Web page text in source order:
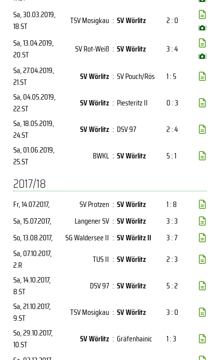
Sa, 30.03.2019,
18.ST
TSV Mosigkau : SV Wörlitz 2 : 0
( )
Sa, 13.04.2019,
20.ST
SV Rot-Weiß : SV Wörlitz 3 : 4
( )
Sa, 27.04.2019,
21.ST
SV Wörlitz : SV Pouch/Rös
1 : 5
Sa, 04.05.2019,
22.ST
SV Wörlitz : Piesteritz II
0 : 3
Sa, 18.05.2019,
24.ST
SV Wörlitz : DSV 97
2 : 4
Sa, 01.06.2019,
25.ST
BWKL : SV Wörlitz 5 : 1
2017/18
Fr, 14.07.2017, SV Protzen : SV Wörlitz
1 : 8
Sa, 15.07.2017, Langener SV : SV Wörlitz
3 : 3
So, 13.08.2017, SG Waldersee II : SV Wörlitz II
3 : 7
Sa, 07.10.2017,
2.R
TUS II : SV Wörlitz
2 : 3
Sa, 14.10.2017,
8.ST
DSV 97 : SV Wörlitz
5 : 2
Sa, 21.10.2017,
9.ST
TSV Mosigkau : SV Wörlitz
3 : 0
So, 29.10.2017,
10.ST
SV Wörlitz : Gräfenhainic
1 : 3